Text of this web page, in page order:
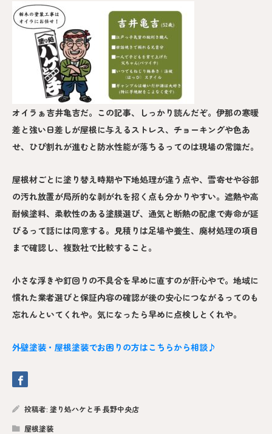
オイラぁ吉井亀吉だ。この記事、しっかり読んだぞ。伊那の寒暖
差と強い日差しが屋根に与えるストレス、チョーキングや色あ
せ、ひび割れが進むと防水性能が落ちるってのは現場の常識だ。
屋根材ごとに塗り替え時期や下地処理が違う点や、雪寄せや谷部
の汚れ放置が局所的な剥がれを招く点も分かりやすい。遮熱や高
耐候塗料、柔軟性のある塗膜選び、通気と断熱の配慮で寿命が延
びるって話には同意する。見積りは足場や養生、廃材処理の項目
まで確認し、複数社で比較すること。
小さな浮きや釘回りの不具合を早めに直すのが肝心やで。地域に
慣れた業者選びと保証内容の確認が後の安心につながるってのも
忘れんといてくれや。気になったら早めに点検しとくれや。
外壁塗装・屋根塗装でお困りの方はこちらから相談♪
投稿者: 塗り処ハケと手 長野中央店
屋根塗装